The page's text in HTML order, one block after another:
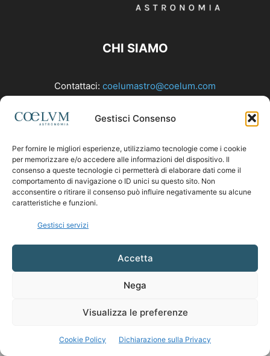
Gestisci Consenso
Per fornire le migliori esperienze, utilizziamo tecnologie come i cookie
per memorizzare e/o accedere alle informazioni del dispositivo. Il
consenso a queste tecnologie ci permetterà di elaborare dati come il
comportamento di navigazione o ID unici su questo sito. Non
acconsentire o ritirare il consenso può influire negativamente su alcune
caratteristiche e funzioni.
Gestisci servizi
Accetta
Nega
Visualizza le preferenze
Cookie Policy Dichiarazione sulla Privacy
CHI SIAMO
Contattaci: coelumastro@coelum.com
SEGUICI